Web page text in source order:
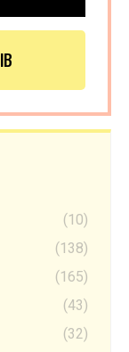
(10)
(138)
(165)
(43)
(32)